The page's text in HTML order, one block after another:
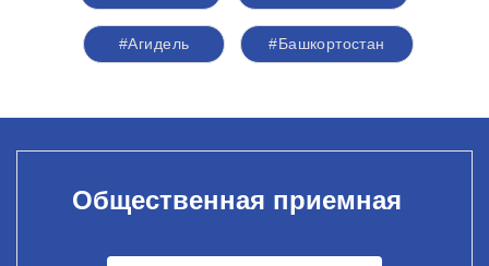
#Агидель #Башкортостан
Общественная приемная